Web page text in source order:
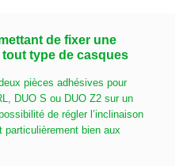
de fixer une
tout type de casques
pièces adhésives pour
DUO S ou DUO Z2 sur un
de régler l’inclinaison
bien aux